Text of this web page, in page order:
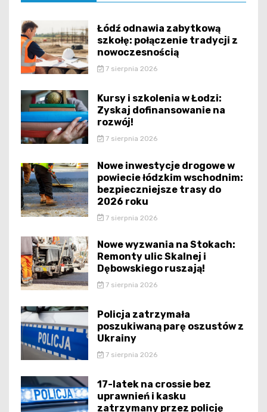
Łódź odnawia zabytkową
szkołę: połączenie tradycji z
nowoczesnością
7 sierpnia 2026
Kursy i szkolenia w Łodzi:
Zyskaj dofinansowanie na
rozwój!
7 sierpnia 2026
Nowe inwestycje drogowe w
powiecie łódzkim wschodnim:
bezpieczniejsze trasy do
2026 roku
7 sierpnia 2026
Nowe wyzwania na Stokach:
Remonty ulic Skalnej i
Dębowskiego ruszają!
7 sierpnia 2026
Policja zatrzymała
poszukiwaną parę oszustów z
Ukrainy
7 sierpnia 2026
17-latek na crossie bez
uprawnień i kasku
zatrzymany przez policję